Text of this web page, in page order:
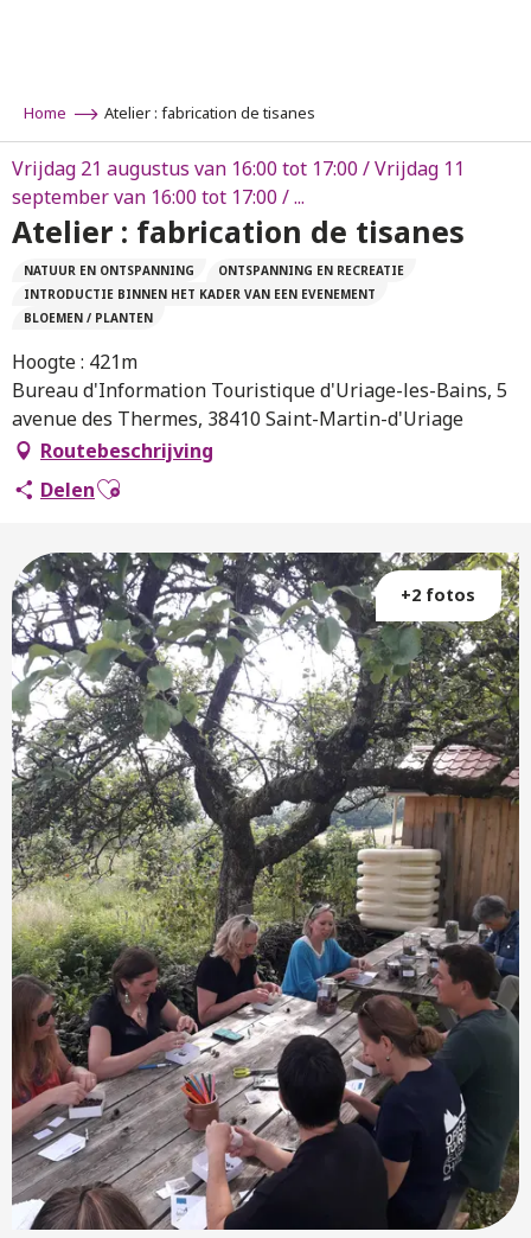
Home Atelier : fabrication de tisanes
Vrijdag 21 augustus van 16:00 tot 17:00 / Vrijdag 11
september van 16:00 tot 17:00 / ...
Atelier : fabrication de tisanes
NATUUR EN ONTSPANNING
ONTSPANNING EN RECREATIE
INTRODUCTIE BINNEN HET KADER VAN EEN EVENEMENT
BLOEMEN / PLANTEN
Hoogte : 421m
Bureau d'Information Touristique d'Uriage-les-Bains, 5
avenue des Thermes, 38410 Saint-Martin-d'Uriage
Routebeschrijving
DelenAjouter aux favoris
+2 fotos